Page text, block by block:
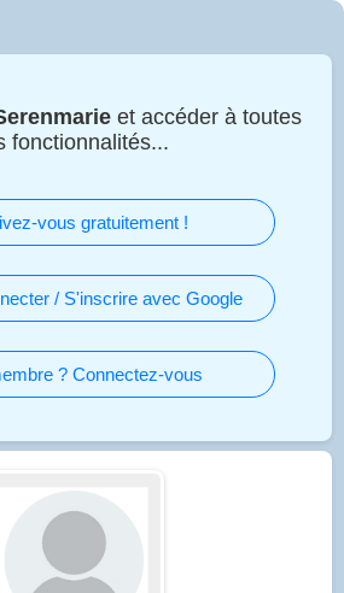
et accéder à toutes
fonctionnalités...
vous gratuitement !
/ S'inscrire avec Google
? Connectez-vous